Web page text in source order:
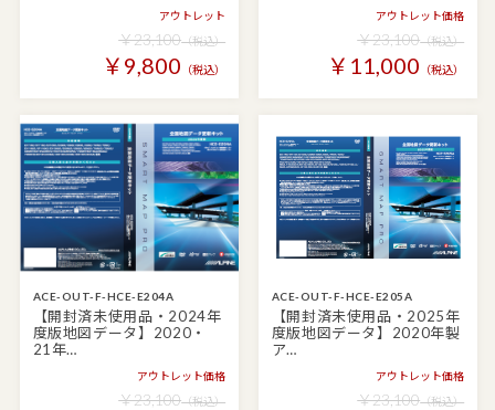
アウトレット
￥23,100（税込）
￥9,800 （税込）
アウトレット価格
￥23,100（税込）
￥11,000 （税込）
ACE-OUT-F-HCE-E204A
【開封済未使用品・2024年
度版地図データ】2020・
21年…
アウトレット価格
￥23,100（税込）
ACE-OUT-F-HCE-E205A
【開封済未使用品・2025年
度版地図データ】2020年製
ア…
アウトレット価格
￥23,100（税込）